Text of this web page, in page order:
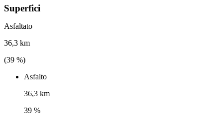
Superfici
Asfaltato
36,3 km
(39 %)
Asfalto
36,3 km
39 %